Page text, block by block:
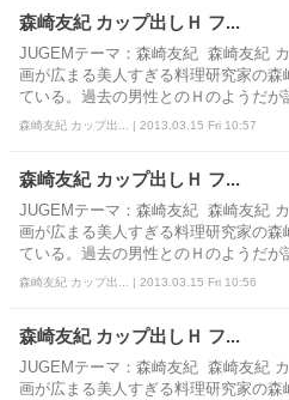
森崎友紀 カップ出しＨ フ...
JUGEMテーマ：森崎友紀 森崎友紀
画が広まる美人すぎる料理研究家の
ている。過去の男性とのＨのようだが
森崎友紀 カップ出... | 2013.03.15 Fri 10:57
森崎友紀 カップ出しＨ フ...
JUGEMテーマ：森崎友紀 森崎友紀
画が広まる美人すぎる料理研究家の
ている。過去の男性とのＨのようだが
森崎友紀 カップ出... | 2013.03.15 Fri 10:56
森崎友紀 カップ出しＨ フ...
JUGEMテーマ：森崎友紀 森崎友紀
画が広まる美人すぎる料理研究家の